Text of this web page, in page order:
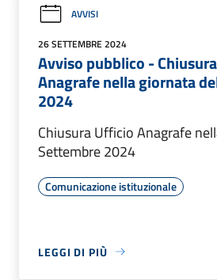
AVVISI
26 SETTEMBRE 2024
Avviso pubblico -
Anagrafe nella giornata
2024
Chiusura Ufficio Anagrafe
Settembre 2024
Comunicazione istituzionale
LEGGI DI PIÙ